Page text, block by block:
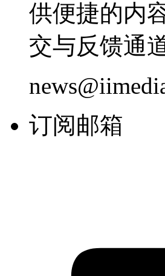
供便捷的内
交与反馈通道
订阅邮箱